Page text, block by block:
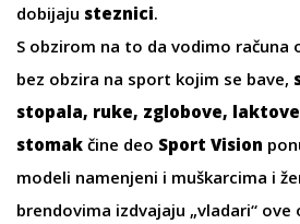
dobijaju steznici.
S obzirom na to da vodimo računa
bez obzira na sport kojim se bave,
stopala, ruke, zglobove, laktove
stomak čine deo Sport Vision
modeli namenjeni i muškarcima i
brendovima izdvajaju „vladari“ ove